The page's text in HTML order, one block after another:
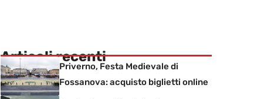
Articoli recenti
Priverno, Festa Medievale di
Fossanova: acquisto biglietti online